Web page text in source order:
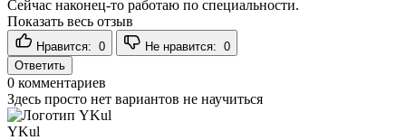
Сейчас наконец-то работаю по специальности.
Показать весь отзыв
Нравится: 0 Не нравится: 0
Ответить
0 комментариев
Здесь просто нет вариантов не научиться
YKul